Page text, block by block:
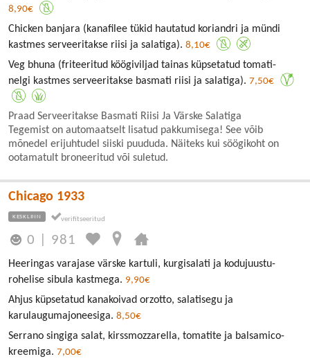
8,90€
Chicken banjara (kanafilee tükid hautatud koriandri ja mündi
kastmes serveeritakse riisi ja salatiga). 8,10€
Veg bhuna (friteeritud köögiviljad tainas küpsetatud tomati-
nelgi kastmes serveeritakse basmati riisi ja salatiga). 7,50€
Praad Serveeritakse Basmati Riisi Ja Värske Salatiga
Tegemist on automaatselt lisatud pakkumisega! See võib
mõnedel erijuhtudel siiski puududa. Näiteks kui söögikoht on
ootamatult broneeritud või suletud.
Chicago 1933
KESKLINN
0 981
Heeringas varajase värske kartuli, kurgisalati ja kodujuustu-
rohelise sibula kastmega. 9,90€
Ahjus küpsetatud kanakoivad orzotto, salatisegu ja
karulaugumajoneesiga. 8,50€
Serrano singiga salat, kirssmozzarella, tomatite ja balsamico-
kreemiga. 7,00€